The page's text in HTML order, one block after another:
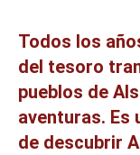
Todos los
del tesoro
pueblos de
aventuras. Es
de descubrir